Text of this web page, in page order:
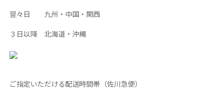
翌々日 九州・中国・関西
３日以降 北海道・沖縄
ご指定いただける配送時間帯（佐川急便）